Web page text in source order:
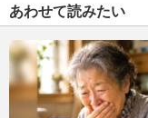
あわせて読みたい